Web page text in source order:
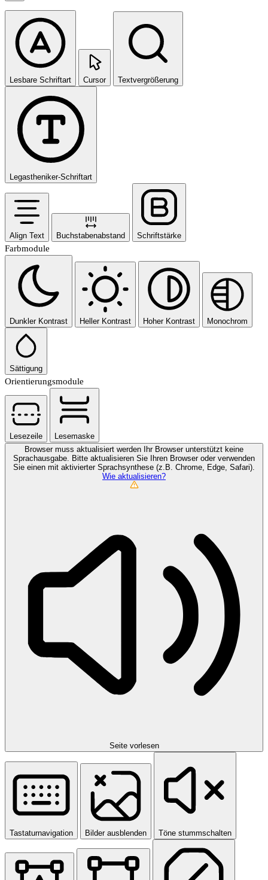
Lesbare Schriftart Cursor Textvergrößerung
Legastheniker-Schriftart
Align Text Buchstabenabstand Schriftstärke
Farbmodule
Dunkler Kontrast Heller Kontrast Hoher Kontrast Monochrom
Sättigung
Orientierungsmodule
Lesezeile
Lesemaske
Browser muss aktualisiert werden
Ihr Browser unterstützt keine
Sprachausgabe. Bitte aktualisieren Sie Ihren Browser oder verwenden
Sie einen mit aktivierter Sprachsynthese (z.B. Chrome, Edge, Safari).
Wie aktualisieren?
Seite vorlesen
Tastaturnavigation Bilder ausblenden Töne stummschalten